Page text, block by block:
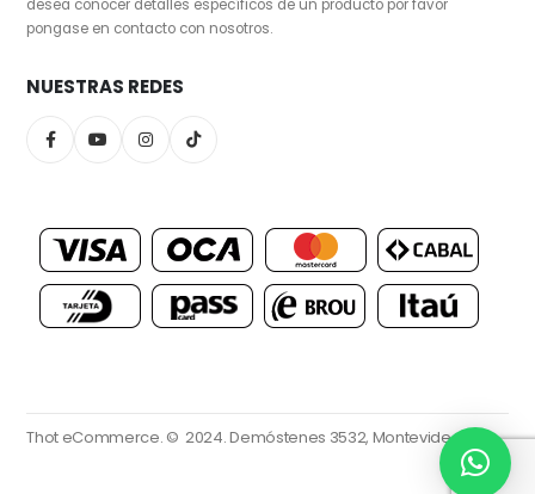
desea conocer detalles específicos de un producto por favor
pongase en contacto con nosotros.
NUESTRAS REDES
Thot eCommerce. © 2024.Demóstenes 3532, Montevideo.